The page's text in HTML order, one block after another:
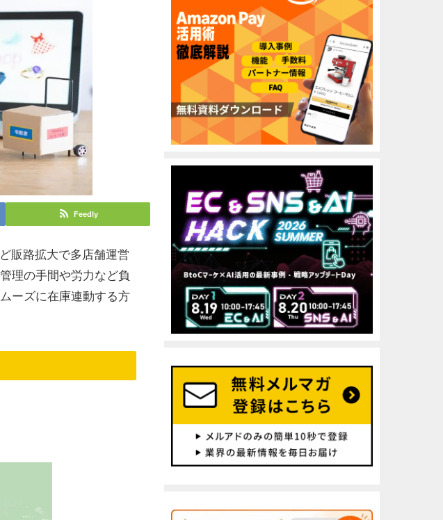
Feedly
販路拡大で多店舗運営
理の手間や労力など負
ーズに在庫連動する方